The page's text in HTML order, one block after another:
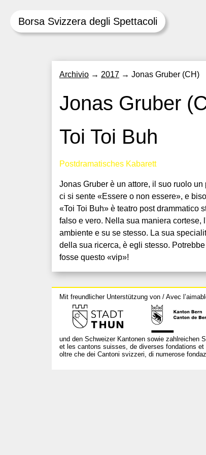
Borsa Svizzera degli Spettacoli
Archivio → 2017 → Jonas Gruber (CH)
Jonas Gruber
Toi Toi Buh
Postdramatisches Kabarett
Jonas Gruber è un attore, il suo ruolo
ci si sente «Essere o non essere», e
«Toi Toi Buh» è teatro post drammatico
falso e vero. Nella sua maniera cortese,
ambiente e su se stesso. La sua
della sua ricerca, è egli stesso.
fosse questo «vip»!
Mit freundlicher Unterstützung von / Avec
und den Schweizer Kantonen sowie zahlreichen
et les cantons suisses, de diverses fondations et
oltre che dei Cantoni svizzeri, di numerose